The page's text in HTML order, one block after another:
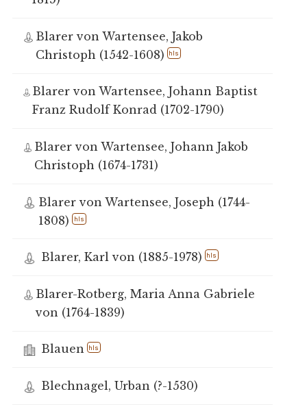
Blarer von Wartensee, Jakob
Christoph (1542-1608)
hls
Blarer von Wartensee, Johann Baptist
Franz Rudolf Konrad (1702-1790)
Blarer von Wartensee, Johann Jakob
Christoph (1674-1731)
Blarer von Wartensee, Joseph (1744-
1808)
hls
Blarer, Karl von (1885-1978) hls
Blarer-Rotberg, Maria Anna Gabriele
von (1764-1839)
Blauen hls
Blechnagel, Urban (?-1530)